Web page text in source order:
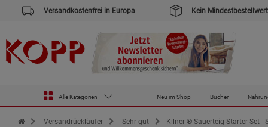
Versandkostenfrei in Europa Kein Mindestbestellwert
Alle Kategorien Neu im Shop Bücher
Zur Startseite des Kopp Verlag Online-Shop
Versandrückläufer Sehr gut Kilner ® Sauerteig Starter-Set -